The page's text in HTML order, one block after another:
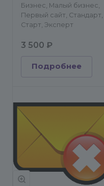
Бизнес, Малый бизнес,
Первый сайт, Стандарт,
Старт, Эксперт
3 500 ₽
Подробнее